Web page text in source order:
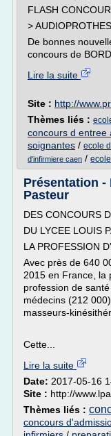
FLASH
>
De bonnes
concours de
Lire la suite
Site : http://
Thèmes liés :
concours d entree
soignantes / ecole
d'infirmiere caen /
Présentation -
Pasteur
DES CONCOURS
DU LYCEE LOUIS
LA PROFESSION
Avec près de 640
2015 en France, la
profession de
médecins (212
masseurs-
Cette...
Lire la suite
Date: 2017-05-16
Site : http://
Thèmes liés :
concours